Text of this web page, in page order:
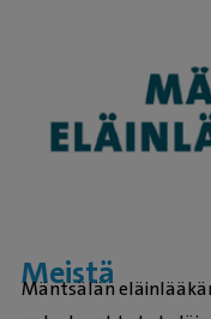
Meistä
Mäntsälän